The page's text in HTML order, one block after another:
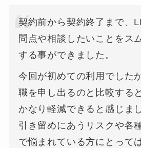
契約前から契約終了まで、
問点や相談したいことをス
する事ができました。
今回が初めての利用でした
職を申し出るのと比較する
かなり軽減できると感じま
引き留めにあうリスクや各
で悩まれている方にとって